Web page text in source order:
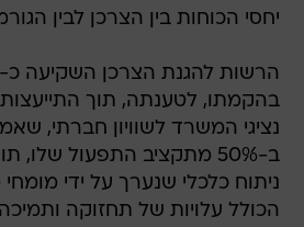
יחסי הכוחות בין הצרכן לבין
בהקמתו, לטענתה, תוך
נציגי המשרד לשוויון חברתי,
ב-50% מתקציב התפעול
ניתוח כלכלי שנערך על ידי
הכולל עלויות של תחזוקה